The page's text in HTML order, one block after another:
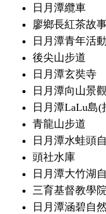
日月潭纜車
廖鄉長紅茶故
日月潭青年活
後尖山步道
日月潭玄奘寺
日月潭向山景
日月潭LaLu島(
青龍山步道
日月潭水蛙頭
頭社水庫
日月潭大竹湖
三育基督教學
日月潭涵碧自